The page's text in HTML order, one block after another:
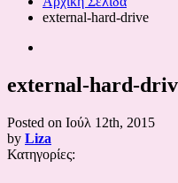
external-hard-drive
external-hard-
Posted on Ιούλ 12th, 2015
by Liza
Κατηγορίες: